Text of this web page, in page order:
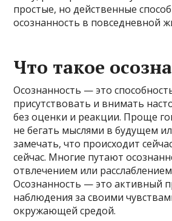
простые, но действенные
осознанность в повседневной
Что такое
Осознанность — это
присутствовать и внимать
без оценки и реакции. Проще
не бегать мыслями в будущем
замечать, что происходит
сейчас. Многие путают
отвлечением или
Осознанность — это активный
наблюдения за своими
окружающей средой.